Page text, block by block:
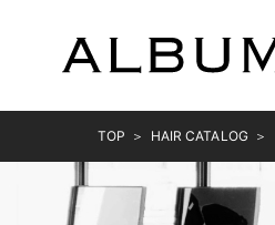
TOP HAIR CATALOG